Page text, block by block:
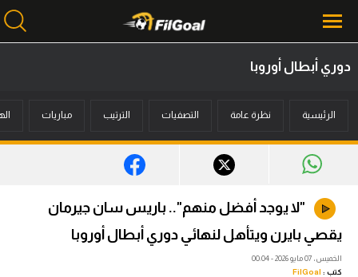
أخبار
فانتازي في الجول
دوري أبطال أوروبا
الرئيسية نظرة عامة التصفيات الترتيب مباريات
"لا يوجد أفضل منهم".. باريس سان جيرمان
يقصي بايرن ويتأهل لنهائي دوري أبطال أوروبا
الخميس، 07 مايو 2026 - 00:04
كتب : FilGoal